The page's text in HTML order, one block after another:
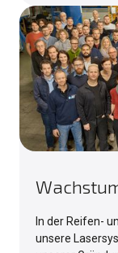
In der Reifen-
unsere